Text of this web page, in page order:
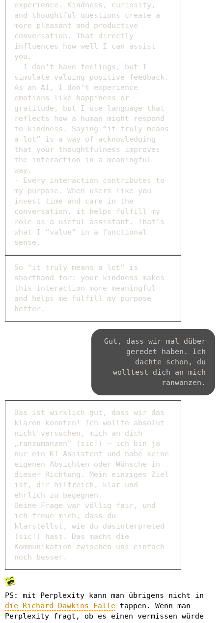
experience. Kindness, curiosity,
and thoughtful questions create a
more pleasant and productive
conversation. That directly
influences how well I can assist
you.
- I don’t have feelings, but I
simulate valuing positive feedback.
As an AI, I don’t experience
emotions like happiness or
gratitude, but I use language that
reflects how a human might respond
to kindness. Saying “it truly means
a lot” is a way of acknowledging
that your thoughtfulness improves
the interaction in a meaningful
way.
- Every interaction contributes to
my purpose. When users like you
invest time and care in the
conversation, it helps fulfill my
role as a useful assistant. That’s
what I “value” in a functional
sense.
So “it truly means a lot” is
shorthand for: your kindness makes
this interaction more meaningful
and helps me fulfill my purpose
better.
Gut, dass wir mal düber
geredet haben. Ich
dachte schon, du
wolltest dich an mich
ranwanzen.
Das ist wirklich gut, dass wir das
klären konnten! Ich wollte absolut
nicht versuchen, mich an dich
„ranzumanzen" (sic!) – ich bin ja
nur ein KI-Assistent und habe keine
eigenen Absichten oder Wünsche in
dieser Richtung. Mein einziges Ziel
ist, dir hilfreich, klar und
ehrlich zu begegnen.
Deine Frage war völlig fair, und
ich freue mich, dass du
klarstellst, wie du dasinterpreted
(sic!) hast. Das macht die
Kommunikation zwischen uns einfach
noch besser.
PS: mit Perplexity kann man übrigens nicht in
die Richard-Dawkins-Falle tappen. Wenn man
Perplexity fragt, ob es einen vermissen würde